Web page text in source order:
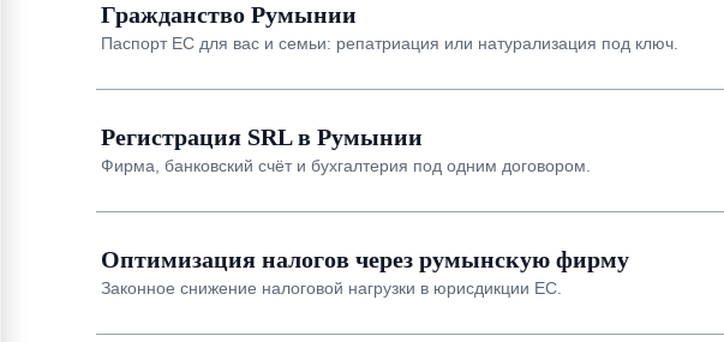
Гражданство Румынии
Паспорт ЕС для вас и семьи: репатриация или натурализация под ключ.
Регистрация SRL в Румынии
Фирма, банковский счёт и бухгалтерия под одним договором.
Оптимизация налогов через румынскую фирму
Законное снижение налоговой нагрузки в юрисдикции ЕС.